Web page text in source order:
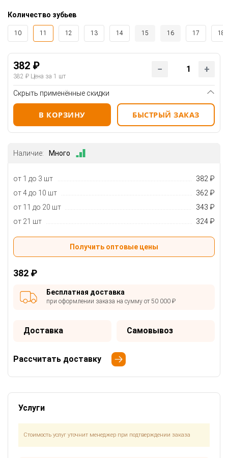
Количество зубьев
10 11 12 13 14 15 16 17 18
382 ₽
382 ₽ Цена за 1 шт
Скрыть применённые скидки
В КОРЗИНУ БЫСТРЫЙ ЗАКАЗ
Наличие: Много
от 1 до 3 шт
382 ₽
от 4 до 10 шт
362 ₽
от 11 до 20 шт
343 ₽
от 21 шт
324 ₽
Получить оптовые цены
382 ₽
Бесплатная доставка
при оформлении заказа на сумму от 50 000 ₽
Доставка Самовывоз
Рассчитать доставку
Услуги
Стоимость услуг уточнит менеджер при подтверждении заказа